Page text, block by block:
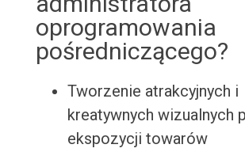
oprogramowania
pośredniczącego?
Tworzenie atrakcyjnych i
kreatywnych wizualnych
ekspozycji towarów